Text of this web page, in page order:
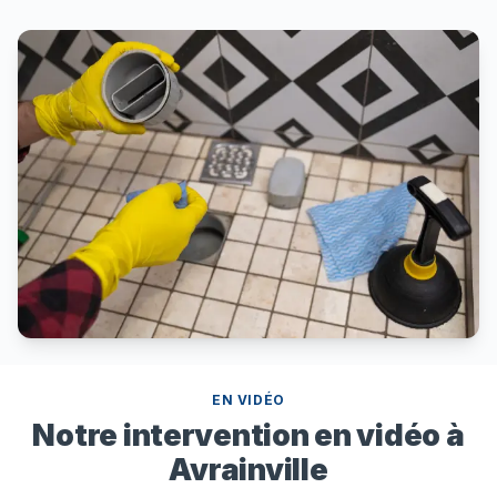
EN VIDÉO
Notre intervention en vidéo à
Avrainville